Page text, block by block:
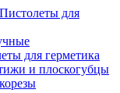
Пистолеты для
для герметика
и плоскогубцы